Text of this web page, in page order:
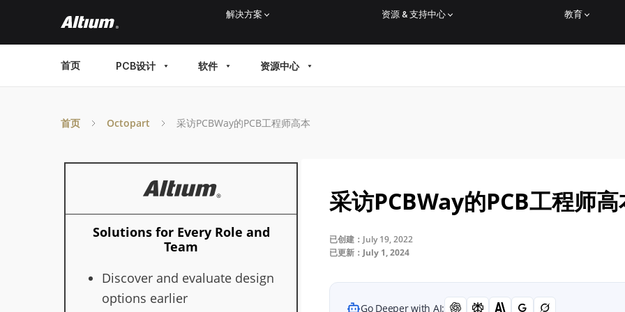
main
解决方案 资源 & 支持中心 教育
MAIN
首页 PCB设计 软件 资源中心
首页 Octopart 采访PCBWay的PCB工程师高本
采访PCBWay的PCB工程师高
已创建：July 19, 2022
已更新：July 1, 2024
Go Deeper with AI:
Solutions for Every Role and
Team
Discover and evaluate design
options earlier